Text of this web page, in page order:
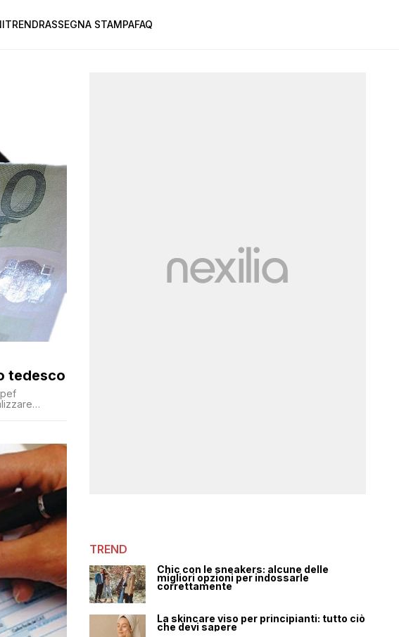
TRENDRASSEGNA STAMPAFAQ
tedesco
TREND
Chic con le sneakers: alcune delle
migliori opzioni per indossarle
correttamente
La skincare viso per principianti: tutto ciò
che devi sapere